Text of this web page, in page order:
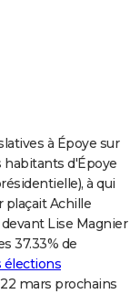
à Époye sur
habitants d'Époye
à qui
plaçait Achille
Lise Magnier
37.33% de
élections
mars prochains